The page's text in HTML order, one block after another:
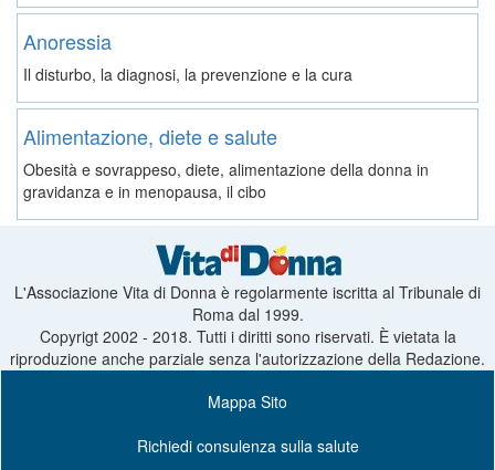
Anoressia
Il disturbo, la diagnosi, la prevenzione e la cura
Alimentazione, diete e salute
Obesità e sovrappeso, diete, alimentazione della donna in
gravidanza e in menopausa, il cibo
L'Associazione Vita di Donna è regolarmente iscritta al Tribunale di
Roma dal 1999.
Copyrigt 2002 - 2018. Tutti i diritti sono riservati. È vietata la
riproduzione anche parziale senza l'autorizzazione della Redazione.
Mappa Sito
Richiedi consulenza sulla salute